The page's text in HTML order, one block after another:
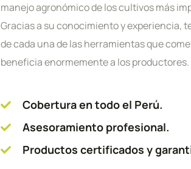
manejo agronómico de los cultivos más
Gracias a su conocimiento y experiencia,
de cada una de las herramientas que
beneficia enormemente a los productores.
Cobertura en todo el Perú.
Asesoramiento profesional.
Productos certificados y